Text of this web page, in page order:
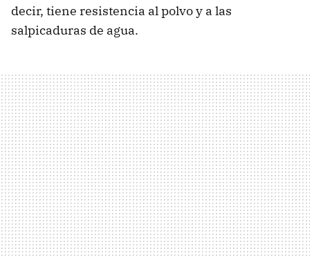
decir, tiene resistencia al polvo y a las
salpicaduras de agua.